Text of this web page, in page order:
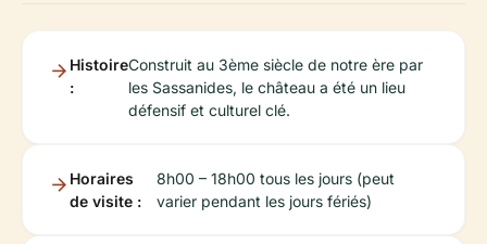
Histoire
:
Construit au 3ème siècle de notre ère par
les Sassanides, le château a été un lieu
défensif et culturel clé.
Horaires
de visite :
8h00 – 18h00 tous les jours (peut
varier pendant les jours fériés)